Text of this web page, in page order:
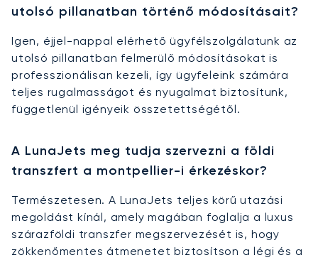
utolsó pillanatban történő módosításait?
Igen, éjjel-nappal elérhető ügyfélszolgálatunk az
utolsó pillanatban felmerülő módosításokat is
professzionálisan kezeli, így ügyfeleink számára
teljes rugalmasságot és nyugalmat biztosítunk,
függetlenül igényeik összetettségétől.
A LunaJets meg tudja szervezni a földi
transzfert a montpellier-i érkezéskor?
Természetesen. A LunaJets teljes körű utazási
megoldást kínál, amely magában foglalja a luxus
szárazföldi transzfer megszervezését is, hogy
zökkenőmentes átmenetet biztosítson a légi és a